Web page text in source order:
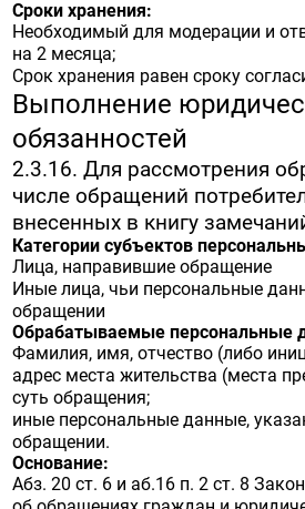
Сроки хранения:
Необходимый для модерации и
на 2 месяца;
Срок хранения равен сроку
Выполнение
обязанностей
2.3.16. Для рассмотрения
числе обращений
внесенных в книгу
Категории субъектов
Лица, направившие обращение
Иные лица, чьи персональные
обращении
Обрабатываемые персональные
Фамилия, имя, отчество (либо
адрес места жительства (места
суть обращения;
иные персональные данные,
обращении.
Основание:
Абз. 20 ст. 6 и аб.16 п. 2 ст. 8